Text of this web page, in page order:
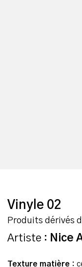
Vinyle 02
Produits dérivés
Artiste : Nice
Texture matière :